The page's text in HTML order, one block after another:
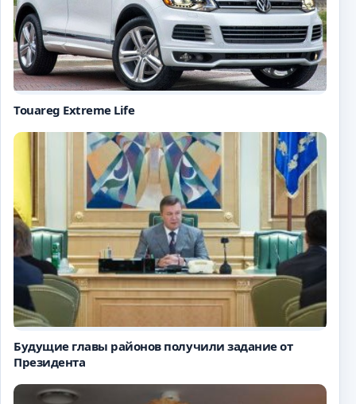
Touareg Extreme Life
Будущие главы районов получили задание от
Президента